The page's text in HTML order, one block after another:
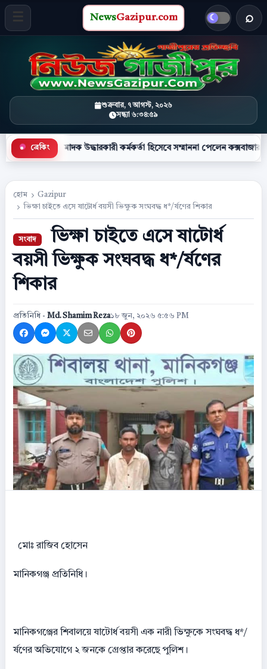
শুক্রবার, ৭ আগস্ট, ২০২৬
সন্ধ্যা ৬:৩৫:০০
মেনু খুলুন
NewsGazipur.com
● ব্রেকিং
মাদক উদ্ধারকারী কর্মকর্তা হিসেবে সম্মাননা পেলেন কক্সবাজার সদর মডেল থানার
হোম
Gazipur
ভিক্ষা চাইতে এসে ষাটোর্ধ বয়সী ভিক্ষুক সংঘবদ্ধ ধ*/র্ষণের শিকার
ভিক্ষা চাইতে এসে ষাটোর্ধ
বয়সী ভিক্ষুক সংঘবদ্ধ ধ*/র্ষণের
শিকার
প্রতিনিধি - Md. Shamim Reza১৮ জুন, ২০২৬ ৫:৫৬ PM
Share on Facebook
Share on Messenger
Share on X
Share by Email
Share on WhatsApp
Share on Pinterest
মোঃ রাজিব হোসেন
মানিকগঞ্জ প্রতিনিধি।
মানিকগঞ্জের শিবালয়ে ষাটোর্ধ বয়সী এক নারী ভিক্ষুকে সংঘবদ্ধ ধ*/
র্ষণের অভিযোগে ২ জনকে গ্রেপ্তার করেছে পুলিশ।